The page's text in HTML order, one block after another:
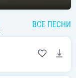
ВСЕ ПЕСНИ